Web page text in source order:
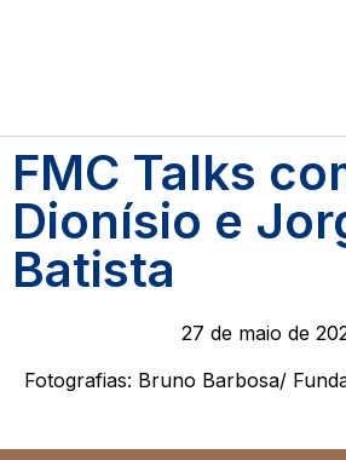
FMC Talks
Dionísio e
Batista
27 de maio de
Fotografias: Bruno Barbosa/